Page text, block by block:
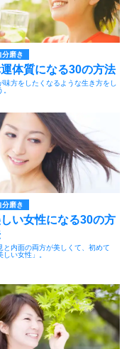
分磨き
体質になる30の方法
味方をしたくなるような生き方をし
。
分磨き
い女性になる30の方
と内面の両方が美しくて、初めて
しい女性」。